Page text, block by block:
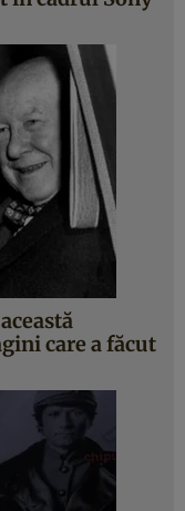
care a făcut